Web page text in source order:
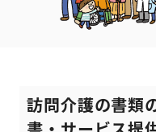
訪問介護の書類